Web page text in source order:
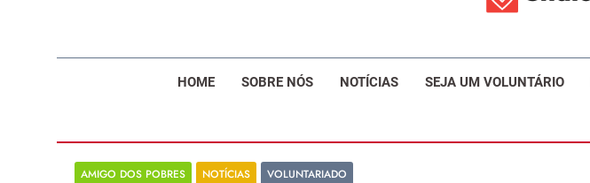
HOME SOBRE NÓS NOTÍCIAS SEJA UM VOLUNTÁRIO
AMIGO DOS POBRES NOTÍCIAS VOLUNTARIADO